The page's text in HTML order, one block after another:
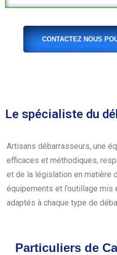
CONTACTEZ NOUS
Le spécialiste du
Artisans débarrasseurs, une
efficaces et méthodiques,
et de la législation en matière
équipements et l’outillage
adaptés à chaque type de
Particuliers de